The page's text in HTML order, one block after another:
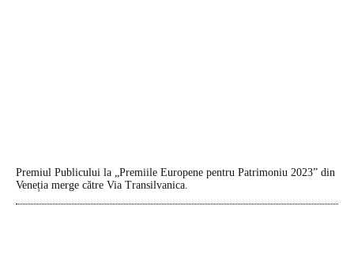
Premiul Publicului la „Premiile Europene pentru Patrimoniu 2023” din
Veneția merge către Via Transilvanica.